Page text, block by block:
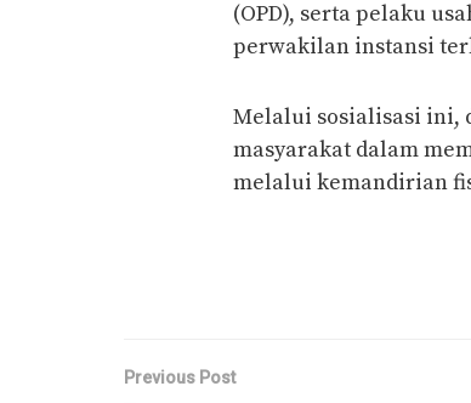
(OPD), serta pelaku
perwakilan instansi
Melalui sosialisasi ini,
masyarakat dalam
melalui kemandirian
Previous Post